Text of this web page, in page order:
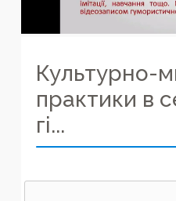
Культурно-
практики в
гі...